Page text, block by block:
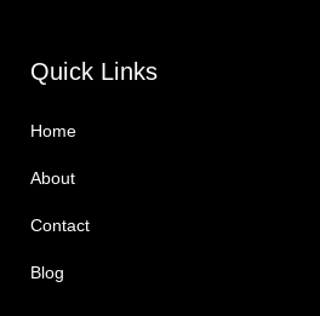
Quick Links
Home
About
Contact
Blog